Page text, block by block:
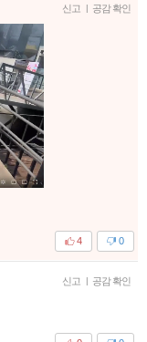
신고 | 공감 확인
0
4
신고 | 공감 확인